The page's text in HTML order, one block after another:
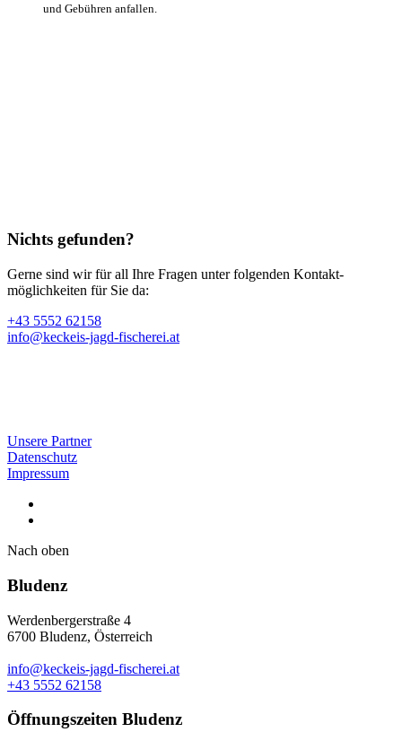
und Gebühren anfallen.
Nichts gefunden?
Gerne sind wir für all Ihre Fragen unter folgenden Kontakt­
möglichkeiten für Sie da:
+43 5552 62158
info@keckeis-jagd-fischerei.at
Unsere Partner
Datenschutz
Impressum
Nach oben
Bludenz
Werdenbergerstraße 4
6700 Bludenz, Österreich
info@keckeis-jagd-fischerei.at
+43 5552 62158
Öffnungszeiten Bludenz